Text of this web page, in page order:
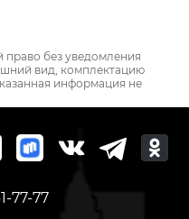
право без уведомления
вид, комплектацию
информация не
77-77